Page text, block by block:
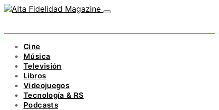
Cine
Música
Televisión
Libros
Videojuegos
Tecnología & RS
Podcasts